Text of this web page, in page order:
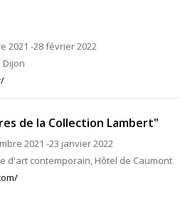
2021 -28 février 2022
Dijon
de la Collection Lambert"
2021 -23 janvier 2022
d'art contemporain, Hôtel de Caumont